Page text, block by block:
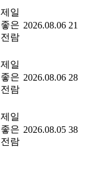
제일
좋은
전람
2026.08.06 21
제일
좋은
전람
2026.08.06 28
제일
좋은
전람
2026.08.05 38